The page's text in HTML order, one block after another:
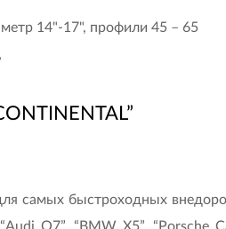
14"-17", профили 45 – 65
самых быстроходных
Q7”, “BMW X5”, “Porsche